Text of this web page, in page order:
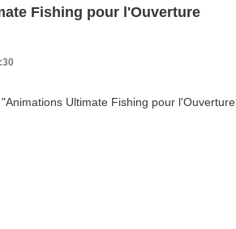
Fishing pour l'Ouverture